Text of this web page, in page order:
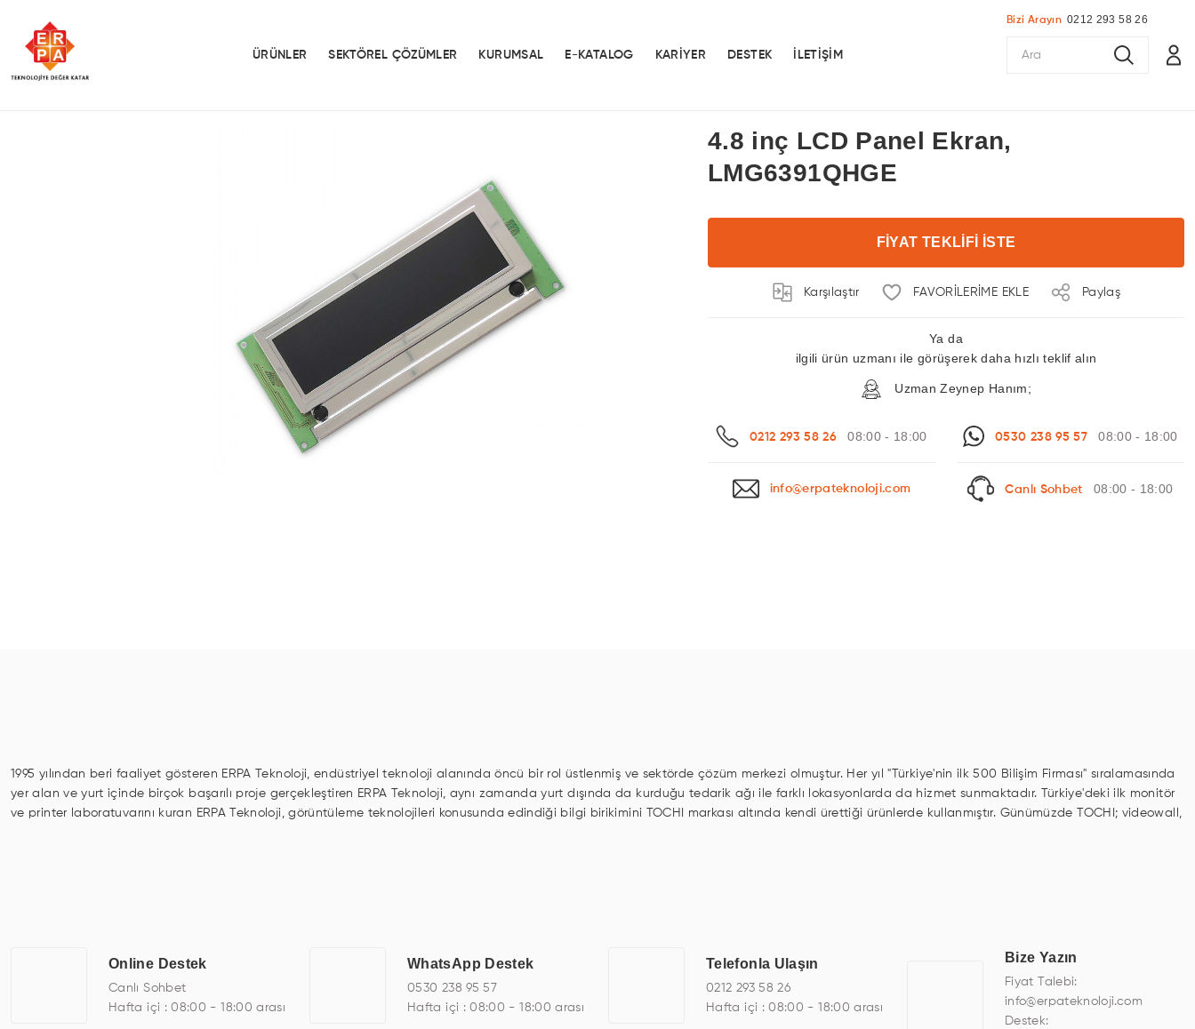
ÜRÜNLER SEKTÖREL ÇÖZÜMLER KURUMSAL E-KATALOG KARİYER DESTEK İLETİŞİM
Bizi Arayın 0212 293 58 26
4.8 inç LCD Panel Ekran,
LMG6391QHGE
FİYAT TEKLİFİ İSTE
Karşılaştır Paylaş
Ya da
ilgili ürün uzmanı ile görüşerek daha hızlı teklif alın
Uzman Zeynep Hanım;
0212 293 58 26 08:00 - 18:00 0530 238 95 57 08:00 - 18:00
info@erpateknoloji.com Canlı Sohbet 08:00 - 18:00
1995 yılından beri faaliyet gösteren ERPA Teknoloji, endüstriyel teknoloji alanında öncü bir rol üstlenmiş ve sektörde çözüm merkezi olmuştur. Her yıl "Türkiye'nin ilk 500 Bilişim Firması" sıralamasında
yer alan ve yurt içinde birçok başarılı proje gerçekleştiren ERPA Teknoloji, aynı zamanda yurt dışında da kurduğu tedarik ağı ile farklı lokasyonlarda da hizmet sunmaktadır. Türkiye'deki ilk monitör
ve printer laboratuvarını kuran ERPA Teknoloji, görüntüleme teknolojileri konusunda edindiği bilgi birikimini TOCHI markası altında kendi ürettiği ürünlerde kullanmıştır. Günümüzde TOCHI; videowall,
arasında yer almaktadır. ERPA Teknoloji, uluslararası standartlarda kalite belgelerine ve sertifikalara sahip olup, etik değerlere bağlı bir şekilde hareket etmektedir. Kaliteli ekipmanı, uzman
kadroları, yılların getirdiği bilgi ve tecrübe ile birleştiren ERPA Teknoloji, özel çözümleri ile iş ortaklarının öne çıkmasına ve sürekli gelişimine katkı sağlamaktadır.
Online Destek
Canlı Sohbet
Hafta içi : 08:00 - 18:00 arası
WhatsApp Destek
0530 238 95 57
Hafta içi : 08:00 - 18:00 arası
Telefonla Ulaşın
0212 293 58 26
Hafta içi : 08:00 - 18:00 arası
Bize Yazın
Fiyat Talebi:
info@erpateknoloji.com
Destek: